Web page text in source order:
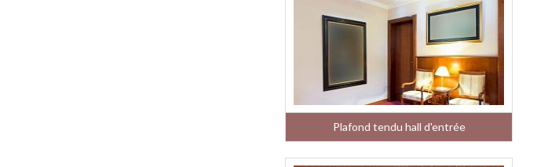
Plafond tendu hall d'entrée